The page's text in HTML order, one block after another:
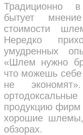
Традиционно в
бытует
стоимости
Нередко
умудренных
«Шлем нужно
что можешь себе
не
продукцию фирм
хорошие
обзорах.